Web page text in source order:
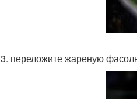
3. переложите жареную